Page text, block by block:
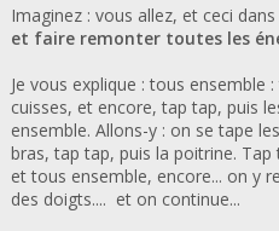
Imaginez : vous allez, et ceci
et faire remonter toutes les
Je vous explique : tous ensemble
cuisses, et encore, tap tap, puis
ensemble. Allons-y : on se tape
bras, tap tap, puis la poitrine.
et tous ensemble, encore... on y
des doigts.... et on continue...